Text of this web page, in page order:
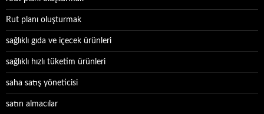
Rut planı oluşturmak
sağlıklı gıda ve içecek ürünleri
sağlıklı hızlı tüketim ürünleri
saha satış yöneticisi
satın almacılar